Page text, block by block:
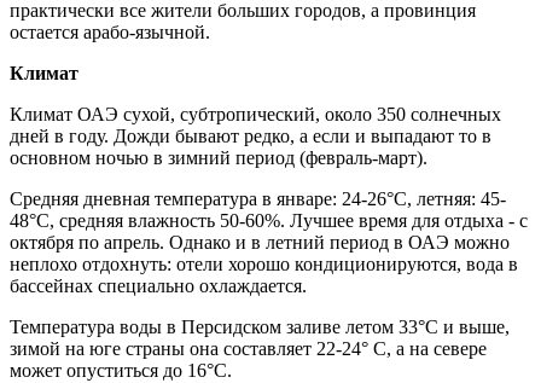
практически все жители больших городов, а провинция
остается арабо-язычной.
Климат
Климат ОАЭ сухой, субтропический, около 350 солнечных
дней в году. Дожди бывают редко, а если и выпадают то в
основном ночью в зимний период (февраль-март).
Средняя дневная температура в январе: 24-26°С, летняя: 45-
48°С, средняя влажность 50-60%. Лучшее время для отдыха - с
октября по апрель. Однако и в летний период в ОАЭ можно
неплохо отдохнуть: отели хорошо кондиционируются, вода в
бассейнах специально охлаждается.
Температура воды в Персидском заливе летом 33°C и выше,
зимой на юге страны она составляет 22-24° C, а на севере
может опуститься до 16°С.